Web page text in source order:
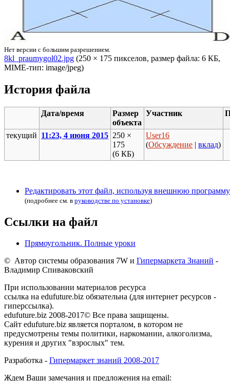
Нет версии с большим разрешением.
8kl_praumygol02.jpg ‎ (250 × 175 пикселов, размер файла: 6 КБ,
MIME-тип: image/jpeg)
История файла
Дата/время
Размер
объекта
Участник
текущий 11:23, 4 июня 2015 250 ×
175
(6 КБ)
User16
(Обсуждение |вклад)
Редактировать этот файл, используя внешнюю программу
(подробнее см. в руководстве по установке)
Ссылки на файл
Прямоугольник. Полные уроки
© Автор системы образования 7W и Гипермаркета Знаний -
Владимир Спиваковский
При использовании материалов ресурса
ссылка на edufuture.biz обязательна (для интернет ресурсов -
гиперссылка).
edufuture.biz 2008-2017© Все права защищены.
Сайт edufuture.biz является порталом, в котором не
предусмотрены темы политики, наркомании, алкоголизма,
курения и других "взрослых" тем.
Разработка - Гипермаркет знаний 2008-2017
Ждем Ваши замечания и предложения на email: